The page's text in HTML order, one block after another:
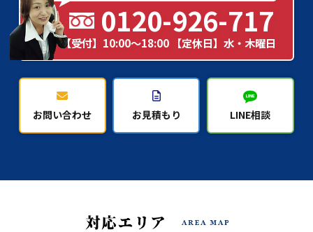
0120-926-717
【受付】10:00～18:00 【定休日】水・木曜日
お問い合わせ お見積もり LINE相談